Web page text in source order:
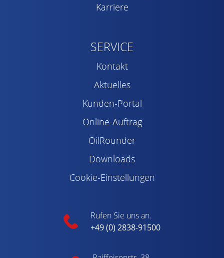
Karriere
SERVICE
Kontakt
Aktuelles
Kunden-Portal
Online-Auftrag
OilRounder
Downloads
Cookie-Einstellungen
Rufen Sie uns an.
+49 (0) 2838-91500